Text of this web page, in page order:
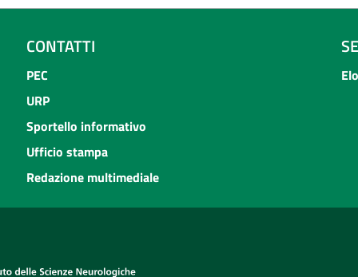
CONTATTI
PEC
URP
Sportello informativo
Ufficio stampa
Redazione multimediale